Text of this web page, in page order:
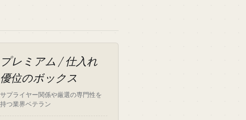
プレミアム / 仕入れ
優位のボックス
サプライヤー関係や厳選の専門性を
持つ業界ベテラン